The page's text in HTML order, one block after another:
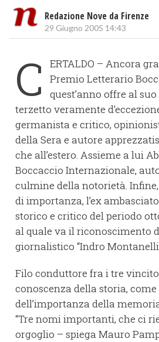
Redazione Nove da Firenze
29 Giugno 2005 14:43
C
ERTALDO – Ancora
Premio Letterario
quest’anno offre al
terzetto veramente
germanista e critico,
della Sera e autore
che all’estero. Assieme a lui
Boccaccio Internazionale,
culmine della notorietà.
di importanza, l’ex
storico e critico del periodo
al quale va il riconoscimento
giornalistico “Indro
Filo conduttore fra i tre
conoscenza della storia,
dell’importanza della
“Tre nomi importanti, che ci
orgoglio – spiega Mauro